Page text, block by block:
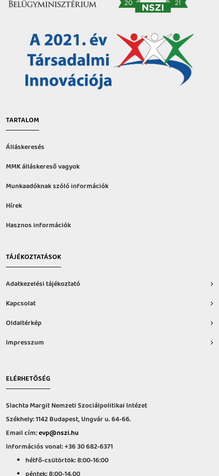
TARTALOM
Álláskeresés
MMK álláskereső vagyok
Munkaadóknak szóló információk
Hírek
Hasznos információk
TÁJÉKOZTATÁSOK
Adatkezelési tájékoztató
Kapcsolat
Oldaltérkép
Impresszum
ELÉRHETŐSÉG
Slachta Margit Nemzeti Szociálpolitikai Intézet
Székhely: 1142 Budapest, Ungvár u. 64-66.
Email cím:evp@nszi.hu
Információs vonal: +36 30 682-6371
hétfő-csütörtök: 8:00-16:00